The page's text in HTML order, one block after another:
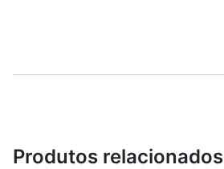
Produtos relacionados